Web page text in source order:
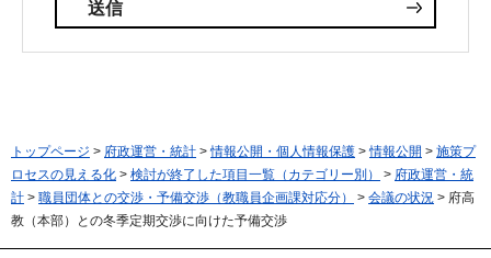
トップページ > 府政運営・統計 >情報公開・個人情報保護 >情報公開 > 施策プ
ロセスの見える化 > 検討が終了した項目一覧（カテゴリー別） > 府政運営・統
計 > 職員団体との交渉・予備交渉（教職員企画課対応分） > 会議の状況 > 府高
教（本部）との冬季定期交渉に向けた予備交渉